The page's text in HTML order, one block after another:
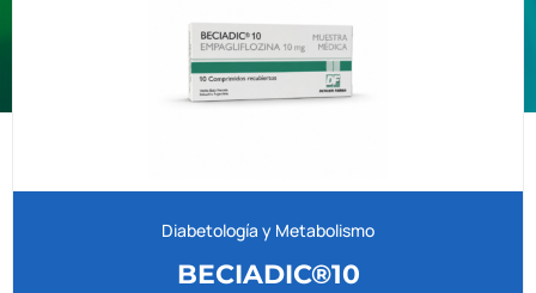
Diabetología y Metabolismo
BECIADIC®10